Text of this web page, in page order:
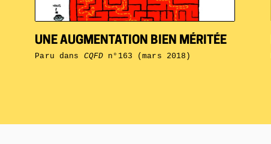
UNE AUGMENTATION BIEN MÉRITÉE
Paru dans CQFD n°163 (mars 2018)